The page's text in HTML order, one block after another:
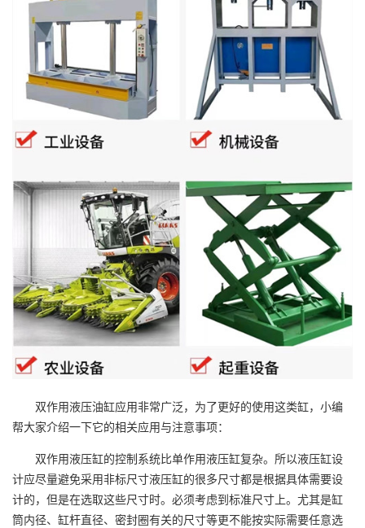
双作用液压油缸应用非常广泛，为了更好的使用这类缸，小编
帮大家介绍一下它的相关应用与注意事项：
双作用液压缸的控制系统比单作用液压缸复杂。所以液压缸设
计应尽量避免采用非标尺寸液压缸的很多尺寸都是根据具体需要设
计的，但是在选取这些尺寸时。必须考虑到标准尺寸上。尤其是缸
筒内径、缸杆直径、密封圈有关的尺寸等更不能按实际需要任意选